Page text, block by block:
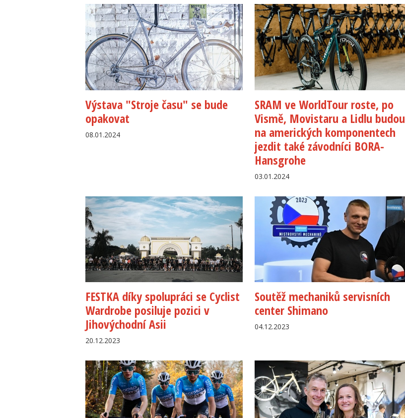
Výstava "Stroje času" se bude
opakovat
08.01.2024
SRAM ve WorldTour roste, po
Vismě, Movistaru a Lidlu budou
na amerických komponentech
jezdit také závodníci BORA-
Hansgrohe
03.01.2024
FESTKA díky spolupráci se Cyclist
Wardrobe posiluje pozici v
Jihovýchodní Asii
20.12.2023
Soutěž mechaniků servisních
center Shimano
04.12.2023